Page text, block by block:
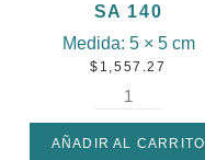
SA 140
Medida: 5 × 5 cm
$ 1,557.27
AÑADIR AL CARRITO